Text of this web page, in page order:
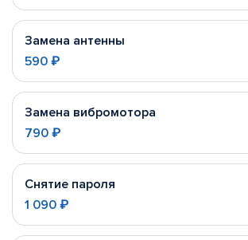
Замена антенны
590 ₽
Замена вибромотора
790 ₽
Снятие пароля
1 090 ₽